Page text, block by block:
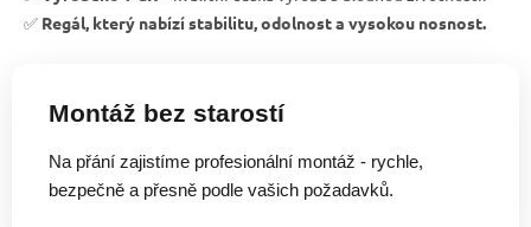
✅ Regál, který nabízí stabilitu, odolnost a vysokou nosnost.
Montáž bez starostí
Na přání zajistíme profesionální montáž - rychle,
bezpečně a přesně podle vašich požadavků.